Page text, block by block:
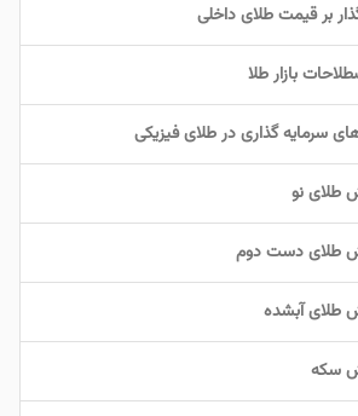
بر قیمت طلای داخلی
بازار طلا
سرمایه گذاری در طلای فیزیکی
طلای نو
طلای دست دوم
طلای آبشده
سکه